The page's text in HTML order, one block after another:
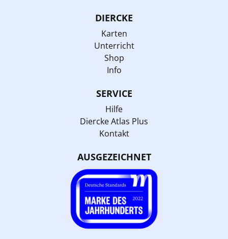
DIERCKE
Karten
Unterricht
Shop
Info
SERVICE
Hilfe
Diercke Atlas Plus
Kontakt
AUSGEZEICHNET